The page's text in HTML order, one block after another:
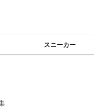
スニーカー